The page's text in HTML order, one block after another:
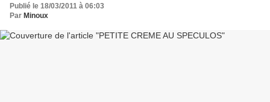
Publié le 18/03/2011 à 06:03
Par Minoux